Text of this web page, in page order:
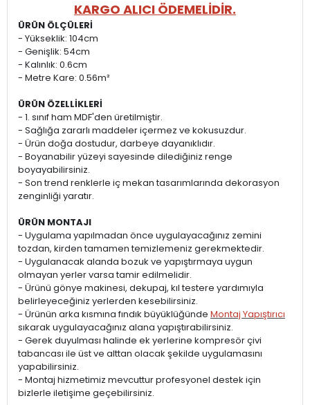
KARGO ALICI ÖDEMELİDİR.
ÜRÜN ÖLÇÜLERİ
- Yükseklik: 104cm
- Genişlik: 54cm
- Kalınlık: 0.6cm
- Metre Kare: 0.56m²
ÜRÜN ÖZELLİKLERİ
- 1. sınıf ham MDF'den üretilmiştir.
- Sağlığa zararlı maddeler içermez ve kokusuzdur.
- Ürün doğa dostudur, darbeye dayanıklıdır.
- Boyanabilir yüzeyi sayesinde dilediğiniz renge
boyayabilirsiniz.
- Son trend renklerle iç mekan tasarımlarında dekorasyon
zenginliği yaratır.
ÜRÜN MONTAJI
- Uygulama yapılmadan önce uygulayacağınız zemini
tozdan, kirden tamamen temizlemeniz gerekmektedir.
- Uygulanacak alanda bozuk ve yapıştırmaya uygun
olmayan yerler varsa tamir edilmelidir.
- Ürünü gönye makinesi, dekupaj, kıl testere yardımıyla
belirleyeceğiniz yerlerden kesebilirsiniz.
- Ürünün arka kısmına fındık büyüklüğünde Montaj Yapıştırıcı
sıkarak uygulayacağınız alana yapıştırabilirsiniz.
- Gerek duyulması halinde ek yerlerine kompresör çivi
tabancası ile üst ve alttan olacak şekilde uygulamasını
yapabilirsiniz.
- Montaj hizmetimiz mevcuttur profesyonel destek için
bizlerle iletişime geçebilirsiniz.